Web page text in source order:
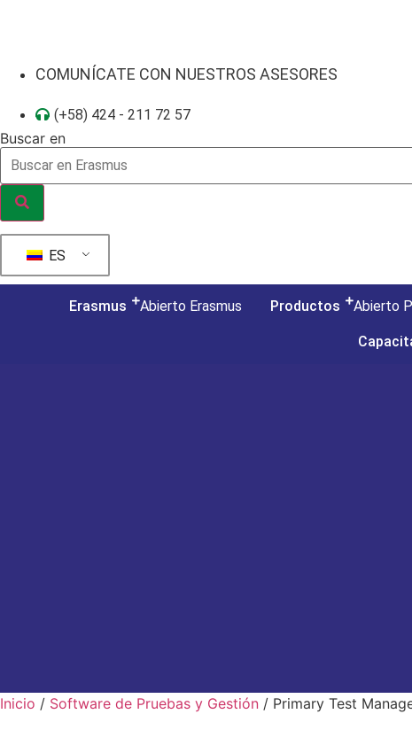
COMUNÍCATE CON NUESTROS ASESORES
(+58) 424 - 211 72 57
Buscar en
ES
Erasmus Abierto Erasmus Productos Abierto
Inicio / Software de Pruebas y Gestión / Primary Test